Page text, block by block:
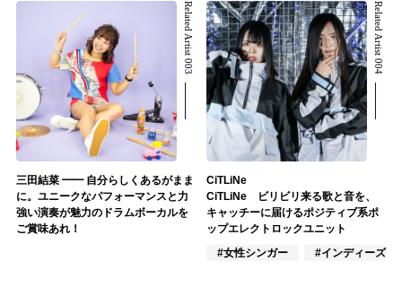
Related Artist 003
三田結菜 ━━ 自分らしくあるがまま
に。ユニークなパフォーマンスと力
強い演奏が魅力のドラムボーカルを
ご賞味あれ！
Related Artist 004
CiTLiNe
CiTLiNe ビリビリ来る歌と音を、
キャッチーに届けるポジティブ系ポ
ップエレクトロックユニット
#女性シンガー
#インディーズ